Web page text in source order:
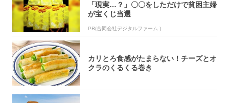
「現実…？」〇〇をしただけで貧困主婦
が宝くじ当選
PR(合同会社デジタルファーム )
カリとろ食感がたまらない！チーズとオ
クラのくるくる巻き